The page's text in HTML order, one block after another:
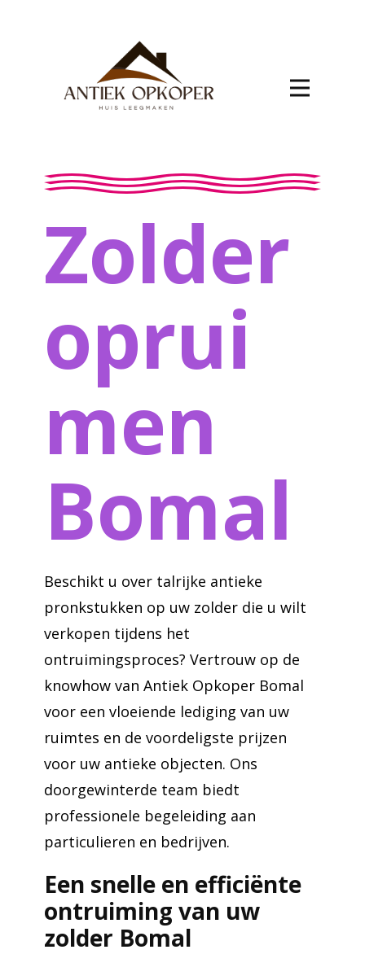
Zolder
oprui
men
Bomal
Beschikt u over talrijke antieke
pronkstukken op uw zolder die u wilt
verkopen tijdens het
ontruimingsproces? Vertrouw op de
knowhow van Antiek Opkoper Bomal
voor een vloeiende lediging van uw
ruimtes en de voordeligste prijzen
voor uw antieke objecten. Ons
doorgewinterde team biedt
professionele begeleiding aan
particulieren en bedrijven.
Een snelle en efficiënte
ontruiming van uw
zolder Bomal